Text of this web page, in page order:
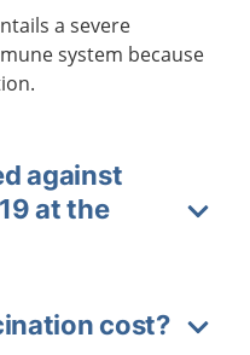
a severe
system because
against
at the
cost?